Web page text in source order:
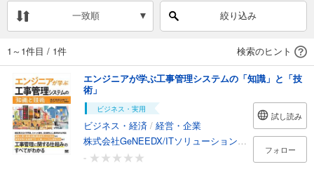
一致順 絞り込み
1～1件目 / 1件 検索のヒント
エンジニアが学ぶ工事管理システムの「知識」と「技
術」
ビジネス・実用
ビジネス・経済 / 経営・企業
株式会社GeNEEDX/ITソリューション事業部
-
試し読み
フォロー